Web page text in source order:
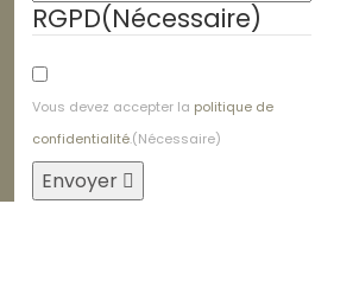
RGPD(Nécessaire)
Vous devez accepter la politique de
confidentialité.(Nécessaire)
Envoyer